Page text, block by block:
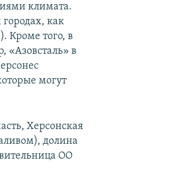
климата.
как
Кроме того, в
«Азовсталь» в
могут
Херсонская
долина
ОО